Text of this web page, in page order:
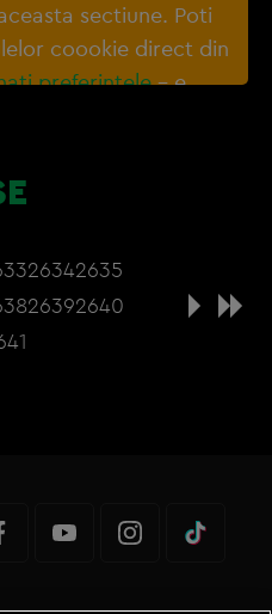
sectiune. Poti
coookie direct din
preferințele– e
26342635
26392640